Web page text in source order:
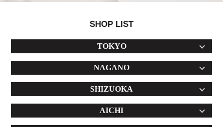
SHOP LIST
TOKYO
NAGANO
SHIZUOKA
AICHI